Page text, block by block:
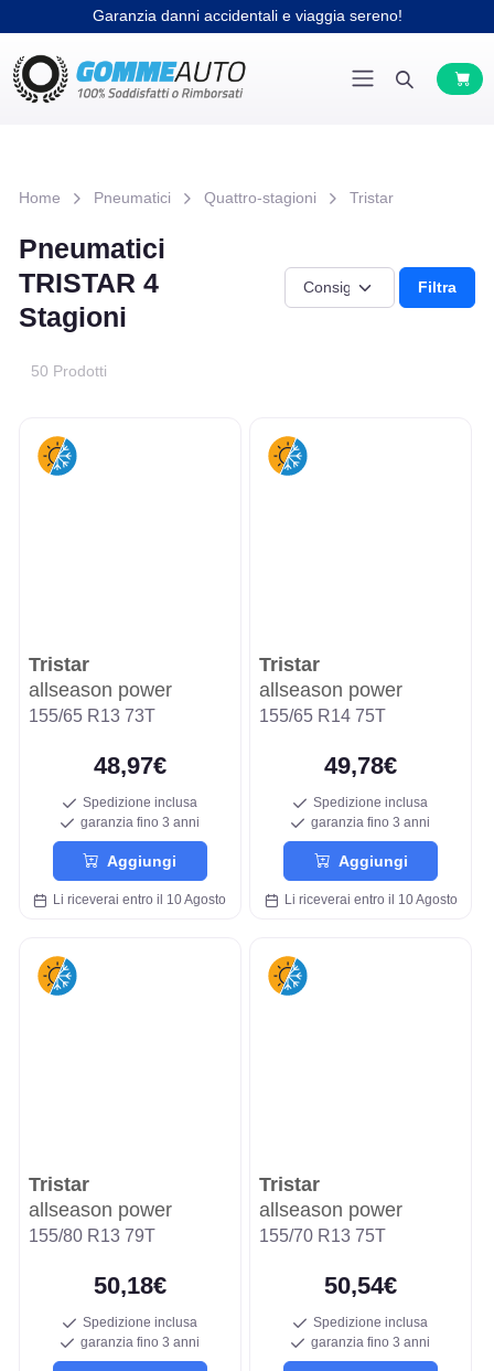
Garanzia danni accidentali e viaggia sereno!
Home Pneumatici Quattro-stagioni Tristar
Pneumatici
TRISTAR 4
Stagioni
Filtra
50 Prodotti
Tristar
allseason power
155/65 R13 73T
48,97€
Spedizione inclusa
garanzia fino 3 anni
Aggiungi
Li riceverai entro il 10 Agosto
Tristar
allseason power
155/65 R14 75T
49,78€
Spedizione inclusa
garanzia fino 3 anni
Aggiungi
Li riceverai entro il 10 Agosto
Tristar
allseason power
155/80 R13 79T
50,18€
Spedizione inclusa
garanzia fino 3 anni
Tristar
allseason power
155/70 R13 75T
50,54€
Spedizione inclusa
garanzia fino 3 anni